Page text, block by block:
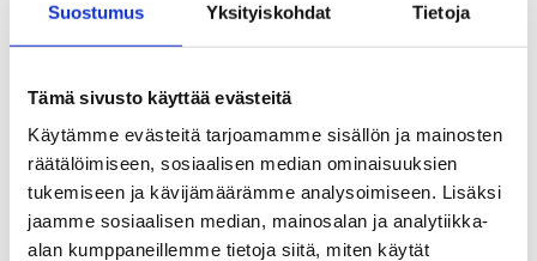
Suostumus Yksityiskohdat Tietoja
Tämä sivusto käyttää evästeitä
Käytämme evästeitä tarjoamamme sisällön ja mainosten
räätälöimiseen, sosiaalisen median ominaisuuksien
tukemiseen ja kävijämäärämme analysoimiseen. Lisäksi
jaamme sosiaalisen median, mainosalan ja analytiikka-
alan kumppaneillemme tietoja siitä, miten käytät
Manufacturing gaskets for the
valve industry are all about
reliability and safety
For the most sensitive applications, we can offer, for
example, BAM-certified solutions.
Our customers in the valve industry rely on our gasket